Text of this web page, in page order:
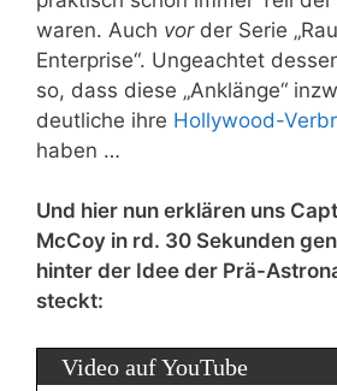
waren. Auch vorder Serie
Enterprise“. Ungeachtet
so, dass diese „Anklänge“
deutliche ihre Hollywood-
haben …
Und hier nun erklären uns
McCoy in rd. 30 Sekunden
hinter der Idee der Prä-
steckt:
Video auf YouTube